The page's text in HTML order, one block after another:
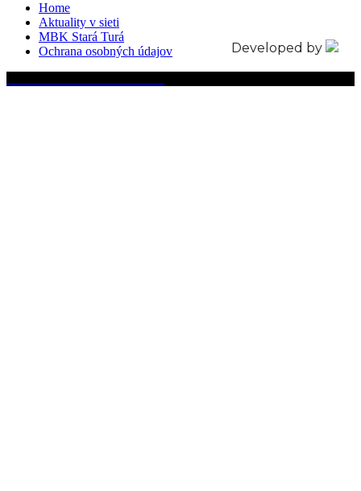
Home
Aktuality v sieti
MBK Stará Turá
Ochrana osobných údajov
Developed by